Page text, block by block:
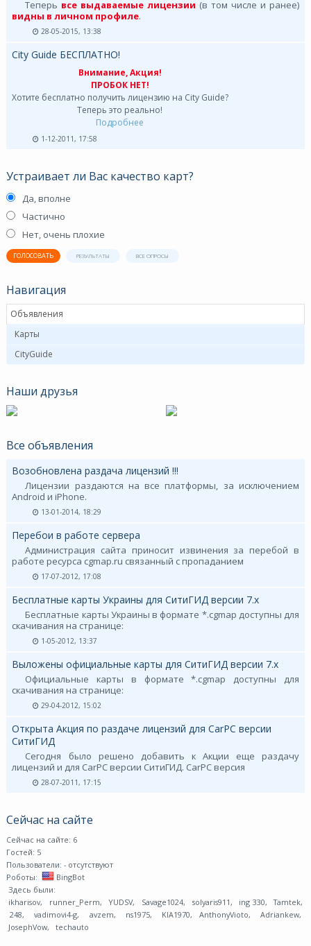
Теперь все выдаваемые лицензии (в том числе и ранее)
видны в личном профиле.
28-05-2015, 13:38
City Guide БЕСПЛАТНО!
Внимание, Акция!
ПРОБОК НЕТ!
Хотите бесплатно получить лицензию на City Guide?
Теперь это реально!
Подробнее
1-12-2011, 17:58
Устраивает ли Вас качество карт?
Да, вполне
Частично
Нет, очень плохие
ГОЛОСОВАТЬ РЕЗУЛЬТАТЫ ВСЕ ОПРОСЫ
Навигация
Объявления
Карты
CityGuide
Наши друзья
Все объявления
Возобновлена раздача лицензий !!!
Лицензии раздаются на все платформы, за исключением
Android и iPhone.
13-01-2014, 18:29
Перебои в работе сервера
Администрация сайта приносит извинения за перебой в
работе ресурса cgmap.ru связанный с пропаданием
17-07-2012, 17:08
Бесплатные карты Украины для СитиГИД версии 7.х
Бесплатные карты Украины в формате *.cgmap доступны для
скачивания на странице:
1-05-2012, 13:37
Выложены официальные карты для СитиГИД версии 7.х
Официальные карты в формате *.cgmap доступны для
скачивания на странице:
29-04-2012, 15:02
Открыта Акция по раздаче лицензий для CarPC версии
СитиГИД
Сегодня было решено добавить к Акции еще раздачу
лицензий и для CarPC версии СитиГИД. CarPC версия
28-07-2011, 17:15
Сейчас на сайте
Сейчас на сайте: 6
Гостей: 5
Пользователи: - отсутствуют
Роботы:
BingBot
Здесь были:
ikharisov, runner_Perm, YUDSV, Savage1024, solyaris911 , ing 330, Tamtek,
248, vadimovi4-g, avzem, ns1975, KIA1970, AnthonyVioto, Adriankew,
JosephVow, techauto